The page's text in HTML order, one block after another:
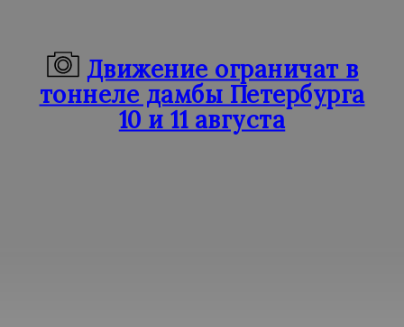
Движение ограничат в
тоннеле дамбы Петербурга
10 и 11 августа